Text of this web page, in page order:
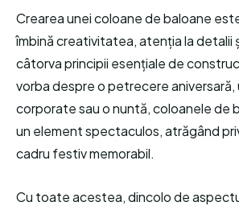
Crearea unei coloane de baloane
îmbină creativitatea, atenția la detalii
câtorva principii esențiale de
vorba despre o petrecere aniversară,
corporate sau o nuntă, coloanele de
un element spectaculos, atrăgând
cadru festiv memorabil.
Cu toate acestea, dincolo de